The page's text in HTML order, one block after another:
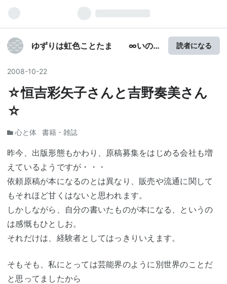
ゆずりは虹色ことたま ∞いの
に
読者になる
2008-10-22
☆恒吉彩矢子さんと吉野奏美さん
☆
心と体 書籍・雑誌
昨今、出版形態もかわり、原稿募集をはじめる会社も増
えているようですが・・・
依頼原稿が本になるのとは異なり、販売や流通に関して
もそれほど甘くはないと思われます。
しかしながら、自分の書いたものが本になる、というの
は感慨もひとしお。
それだけは、経験者としてはっきりいえます。
そもそも、私にとっては芸能界のように別世界のことだ
と思ってましたから